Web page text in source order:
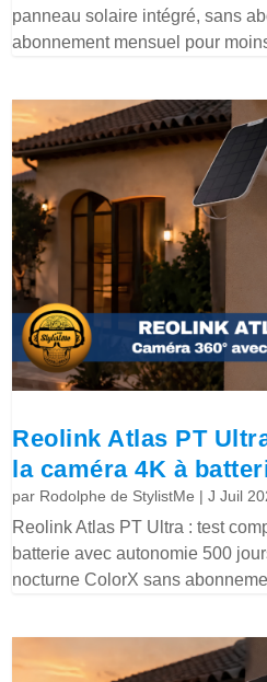
panneau solaire intégré, sans
abonnement mensuel pour
Reolink Atlas PT
la caméra 4K à
par Rodolphe de StylistMe |J Juil
Reolink Atlas PT Ultra : test
batterie avec autonomie 500
nocturne ColorX sans